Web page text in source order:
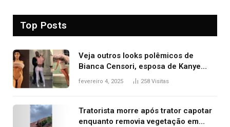
Top Posts
Veja outros looks polêmicos de
Bianca Censori, esposa de Kanye
West que apareceu nua no Grammy
fevereiro 4, 2025 258 Visitas
Tratorista morre após trator capotar
enquanto removia vegetação em